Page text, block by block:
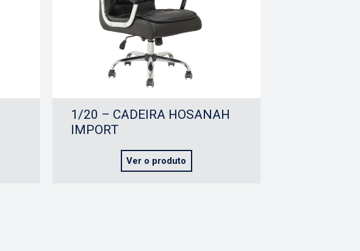
1/20 – CADEIRA HOSANAH
IMPORT
Ver o produto